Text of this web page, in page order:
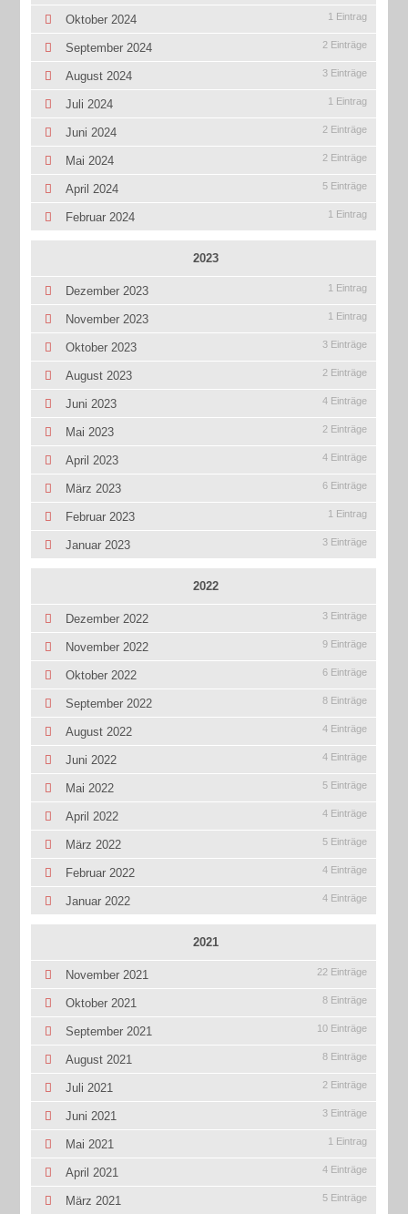
Oktober 2024 1 Eintrag
September 2024 2 Einträge
August 2024 3 Einträge
Juli 2024 1 Eintrag
Juni 2024 2 Einträge
Mai 2024 2 Einträge
April 2024 5 Einträge
Februar 2024 1 Eintrag
2023
Dezember 2023 1 Eintrag
November 2023 1 Eintrag
Oktober 2023 3 Einträge
August 2023 2 Einträge
Juni 2023 4 Einträge
Mai 2023 2 Einträge
April 2023 4 Einträge
März 2023 6 Einträge
Februar 2023 1 Eintrag
Januar 2023 3 Einträge
2022
Dezember 2022 3 Einträge
November 2022 9 Einträge
Oktober 2022 6 Einträge
September 2022 8 Einträge
August 2022 4 Einträge
Juni 2022 4 Einträge
Mai 2022 5 Einträge
April 2022 4 Einträge
März 2022 5 Einträge
Februar 2022 4 Einträge
Januar 2022 4 Einträge
2021
November 2021 22 Einträge
Oktober 2021 8 Einträge
September 2021 10 Einträge
August 2021 8 Einträge
Juli 2021 2 Einträge
Juni 2021 3 Einträge
Mai 2021 1 Eintrag
April 2021 4 Einträge
März 2021 5 Einträge